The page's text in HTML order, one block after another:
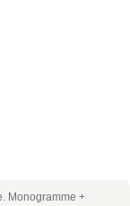
Monogramme +